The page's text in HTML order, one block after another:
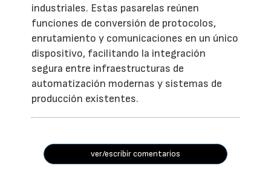
industriales. Estas pasarelas reúnen
funciones de conversión de protocolos,
enrutamiento y comunicaciones en un único
dispositivo, facilitando la integración
segura entre infraestructuras de
automatización modernas y sistemas de
producción existentes.
ver/escribir comentarios